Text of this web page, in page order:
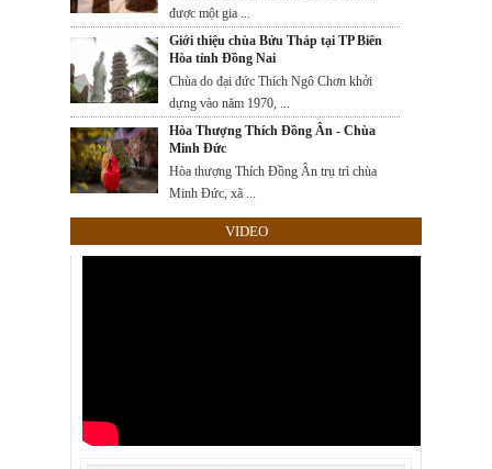
được một gia ...
Giới thiệu chùa Bửu Tháp tại TP Biên
Hòa tỉnh Đồng Nai
Chùa do đại đức Thích Ngô Chơn khởi
dựng vào năm 1970, ...
Hòa Thượng Thích Đồng Ân - Chùa
Minh Đức
Hòa thượng Thích Đồng Ân trụ trì chùa
Minh Đức, xã ...
VIDEO